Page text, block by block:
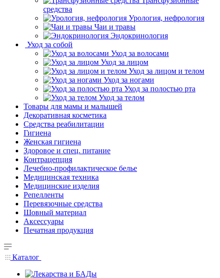
средства
Урология, нефрология
Чаи и травы
Эндокринология
Уход за собой
Уход за волосами
Уход за лицом
Уход за лицом и телом
Уход за ногами
Уход за полостью рта
Уход за телом
Товары для мамы и малышей
Декоративная косметика
Средства реабилитации
Гигиена
Женская гигиена
Здоровое и спец. питание
Контрацепция
Лечебно-профилактическое белье
Медицинская техника
Медицинские изделия
Репелленты
Перевязочные средства
Шовный материал
Аксессуары
Печатная продукция
Каталог